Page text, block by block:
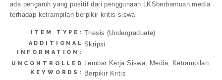
ada pengaruh yang positif dari penggunaan LKSberbantuan media
terhadap ketrampilan berpikir kritis siswa
ITEM TYPE: Thesis (Undergraduate)
ADDITIONAL
INFORMATION:
Skripsi
UNCONTROLLED
KEYWORDS:
Lembar Kerja Siswa; Media; Ketrampilan
Berpikir Kritis